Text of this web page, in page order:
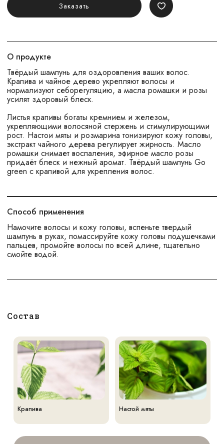
Заказать
О продукте
Твёрдый шампунь для оздоровления ваших волос.
Крапива и чайное дерево укрепляют волосы и
нормализуют себорегуляцию, а масла ромашки и розы
усилят здоровый блеск.
Листья крапивы богаты кремнием и железом,
укрепляющими волосяной стержень и стимулирующими
рост. Настои мяты и розмарина тонизируют кожу головы,
экстракт чайного дерева регулирует жирность. Масло
ромашки снимает воспаления, эфирное масло розы
придаёт блеск и нежный аромат. Твёрдый шампунь Go
green с крапивой для укрепления волос.
Способ применения
Намочите волосы и кожу головы, вспеньте твердый
шампунь в руках, помассируйте кожу головы подушечками
пальцев, промойте волосы по всей длине, тщательно
смойте водой.
Состав
Крапива Настой мяты